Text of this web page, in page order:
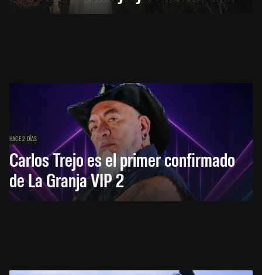
HACE 2 DÍAS
Carlos Trejo es el primer confirmado
de La Granja VIP 2